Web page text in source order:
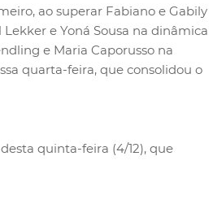
ao superar Fabiano e Gabily
e Yoná Sousa na dinâmica
e Maria Caporusso na
quarta-feira, que consolidou o
quinta-feira (4/12), que